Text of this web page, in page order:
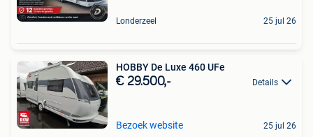
Londerzeel 25 jul 26
HOBBY De Luxe 460 UFe
€ 29.500,- Details
Bezoek website 25 jul 26